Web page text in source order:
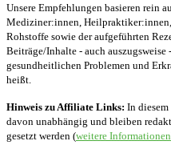
Unsere Empfehlungen basieren rein
Mediziner:innen, Heilpraktiker:innen,
Rohstoffe sowie der aufgeführten
Beiträge/Inhalte - auch
gesundheitlichen Problemen und
heißt.
Hinweis zu Affiliate Links: In
davon unabhängig und bleiben
gesetzt werden (weitere Informationen